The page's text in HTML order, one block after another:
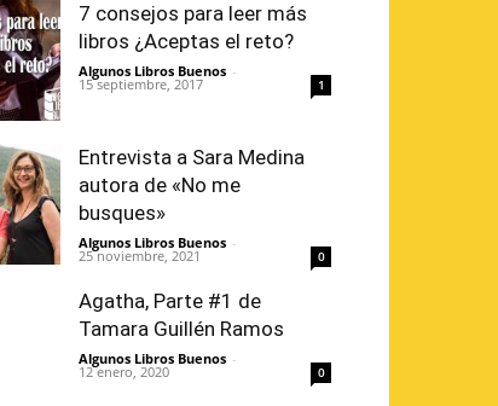
7 consejos para leer más
libros ¿Aceptas el reto?
Algunos Libros Buenos -
15 septiembre, 2017 1
Entrevista a Sara Medina
autora de «No me
busques»
Algunos Libros Buenos -
25 noviembre, 2021 0
Agatha, Parte #1 de
Tamara Guillén Ramos
Algunos Libros Buenos -
12 enero, 2020 0